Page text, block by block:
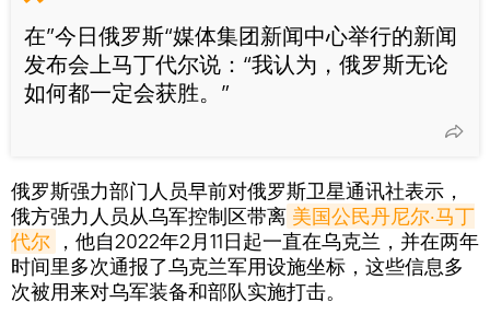
在”今日俄罗斯“媒体集团新闻中心举行的新闻
发布会上马丁代尔说：“我认为，俄罗斯无论
如何都一定会获胜。”
俄罗斯强力部门人员早前对俄罗斯卫星通讯社表示，
俄方强力人员从乌军控制区带离 美国公民丹尼尔·马丁
代尔 ，他自2022年2月11日起一直在乌克兰，并在两年
时间里多次通报了乌克兰军用设施坐标，这些信息多
次被用来对乌军装备和部队实施打击。